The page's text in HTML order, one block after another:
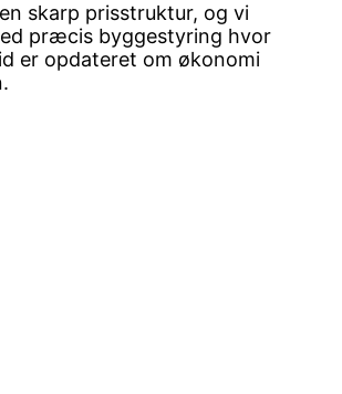
skarp prisstruktur, og vi
præcis byggestyring hvor
er opdateret om økonomi